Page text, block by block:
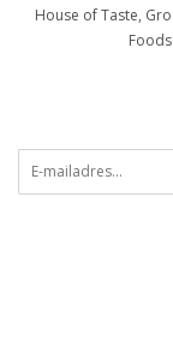
House of Taste,